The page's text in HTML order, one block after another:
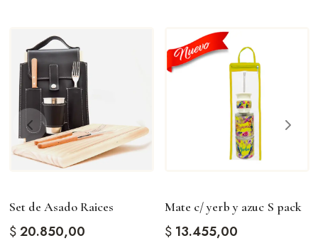
Set de Asado Raices
$20.850,00
Mate c/ yerb y azuc S pack
$13.455,00